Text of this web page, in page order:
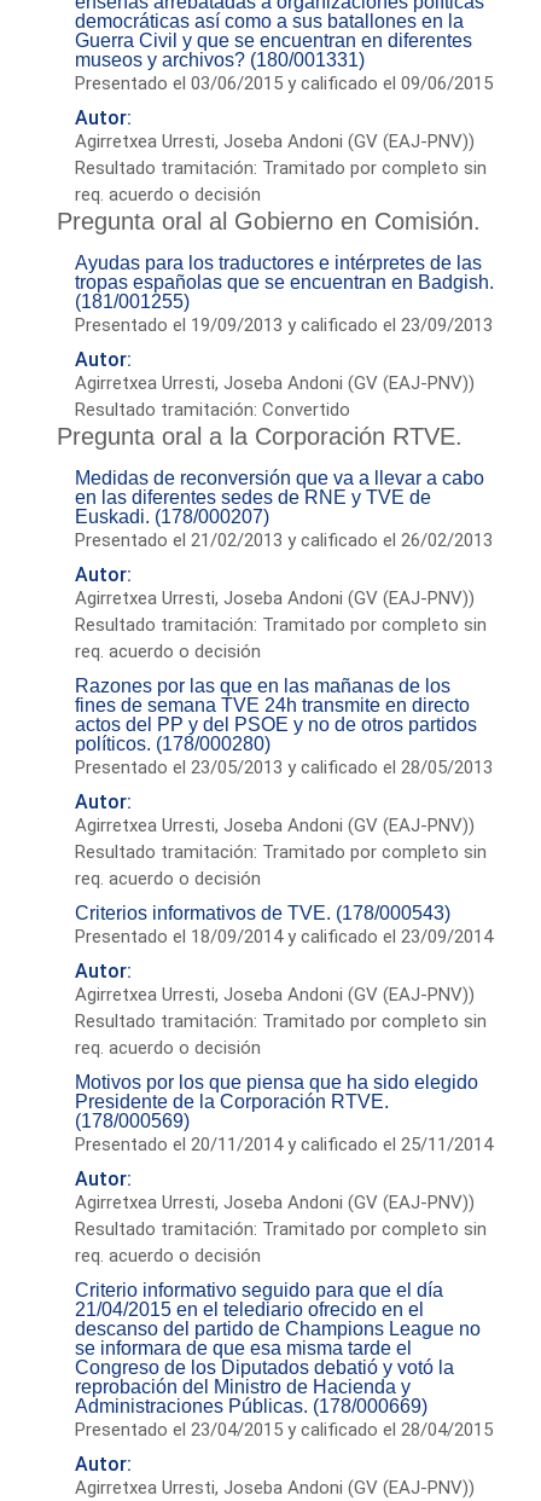
democráticas así como a sus batallones en la
Guerra Civil y que se encuentran en diferentes
museos y archivos? (180/001331)
Presentado el 03/06/2015 y calificado el 09/06/2015
Autor:
Agirretxea Urresti, Joseba Andoni (GV (EAJ-PNV))
Resultado tramitación: Tramitado por completo sin
req. acuerdo o decisión
Pregunta oral al Gobierno en Comisión.
Ayudas para los traductores e intérpretes de las
tropas españolas que se encuentran en Badgish.
(181/001255)
Presentado el 19/09/2013 y calificado el 23/09/2013
Autor:
Agirretxea Urresti, Joseba Andoni (GV (EAJ-PNV))
Resultado tramitación: Convertido
Pregunta oral a la Corporación RTVE.
Medidas de reconversión que va a llevar a cabo
en las diferentes sedes de RNE y TVE de
Euskadi. (178/000207)
Presentado el 21/02/2013 y calificado el 26/02/2013
Autor:
Agirretxea Urresti, Joseba Andoni (GV (EAJ-PNV))
Resultado tramitación: Tramitado por completo sin
req. acuerdo o decisión
Razones por las que en las mañanas de los
fines de semana TVE 24h transmite en directo
actos del PP y del PSOE y no de otros partidos
políticos. (178/000280)
Presentado el 23/05/2013 y calificado el 28/05/2013
Autor:
Agirretxea Urresti, Joseba Andoni (GV (EAJ-PNV))
Resultado tramitación: Tramitado por completo sin
req. acuerdo o decisión
Criterios informativos de TVE. (178/000543)
Presentado el 18/09/2014 y calificado el 23/09/2014
Autor:
Agirretxea Urresti, Joseba Andoni (GV (EAJ-PNV))
Resultado tramitación: Tramitado por completo sin
req. acuerdo o decisión
Motivos por los que piensa que ha sido elegido
Presidente de la Corporación RTVE.
(178/000569)
Presentado el 20/11/2014 y calificado el 25/11/2014
Autor:
Agirretxea Urresti, Joseba Andoni (GV (EAJ-PNV))
Resultado tramitación: Tramitado por completo sin
req. acuerdo o decisión
Criterio informativo seguido para que el día
21/04/2015 en el telediario ofrecido en el
descanso del partido de Champions League no
se informara de que esa misma tarde el
Congreso de los Diputados debatió y votó la
reprobación del Ministro de Hacienda y
Administraciones Públicas. (178/000669)
Presentado el 23/04/2015 y calificado el 28/04/2015
Autor:
Agirretxea Urresti, Joseba Andoni (GV (EAJ-PNV))